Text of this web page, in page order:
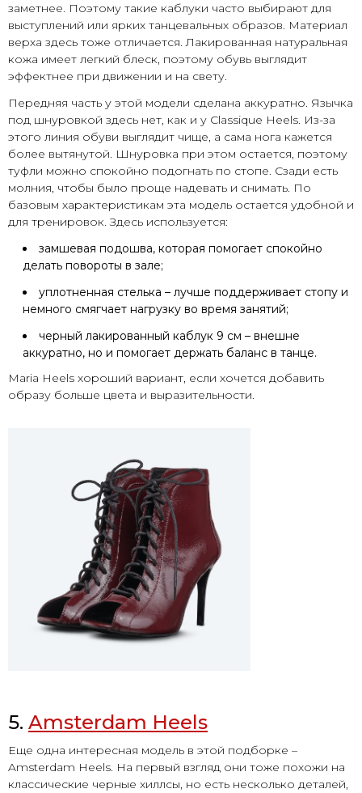
заметнее. Поэтому такие каблуки часто выбирают для
выступлений или ярких танцевальных образов. Материал
верха здесь тоже отличается. Лакированная натуральная
кожа имеет легкий блеск, поэтому обувь выглядит
эффектнее при движении и на свету.
Передняя часть у этой модели сделана аккуратно. Язычка
под шнуровкой здесь нет, как и у Classique Heels. Из-за
этого линия обуви выглядит чище, а сама нога кажется
более вытянутой. Шнуровка при этом остается, поэтому
туфли можно спокойно подогнать по стопе. Сзади есть
молния, чтобы было проще надевать и снимать. По
базовым характеристикам эта модель остается удобной и
для тренировок. Здесь используется:
замшевая подошва, которая помогает спокойно
делать повороты в зале;
уплотненная стелька – лучше поддерживает стопу и
немного смягчает нагрузку во время занятий;
черный лакированный каблук 9 см – внешне
аккуратно, но и помогает держать баланс в танце.
Maria Heels хороший вариант, если хочется добавить
образу больше цвета и выразительности.
5. Amsterdam Heels
Еще одна интересная модель в этой подборке –
Amsterdam Heels. На первый взгляд они тоже похожи на
классические черные хиллсы, но есть несколько деталей,